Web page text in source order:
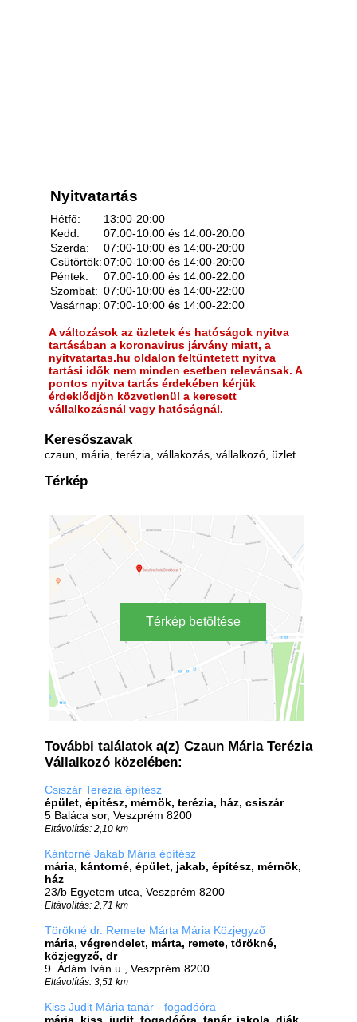
Nyitvatartás
Hétfő:
13:00-20:00
Kedd:
07:00-10:00 és 14:00-20:00
Szerda:
07:00-10:00 és 14:00-20:00
Csütörtök:07:00-10:00 és 14:00-20:00
Péntek:
07:00-10:00 és 14:00-22:00
Szombat: 07:00-10:00 és 14:00-22:00
Vasárnap: 07:00-10:00 és 14:00-22:00
A változások az üzletek és hatóságok nyitva
tartásában a koronavirus járvány miatt, a
nyitvatartas.hu oldalon feltüntetett nyitva
tartási idők nem minden esetben relevánsak. A
pontos nyitva tartás érdekében kérjük
érdeklődjön közvetlenül a keresett
vállalkozásnál vagy hatóságnál.
Keresőszavak
czaun, mária, terézia, vállakozás, vállalkozó, üzlet
Térkép
Térkép betöltése
További találatok a(z) Czaun Mária Terézia
Vállalkozó közelében:
Csiszár Terézia építész
épület, építész, mérnök, terézia, ház, csiszár
5 Baláca sor, Veszprém 8200
Eltávolítás: 2,10 km
Kántorné Jakab Mária építész
mária, kántorné, épület, jakab, építész, mérnök,
ház
23/b Egyetem utca, Veszprém 8200
Eltávolítás: 2,71 km
Törökné dr. Remete Márta Mária Közjegyző
mária, végrendelet, márta, remete, törökné,
közjegyző, dr
9. Ádám Iván u., Veszprém 8200
Eltávolítás: 3,51 km
Kiss Judit Mária tanár - fogadóóra